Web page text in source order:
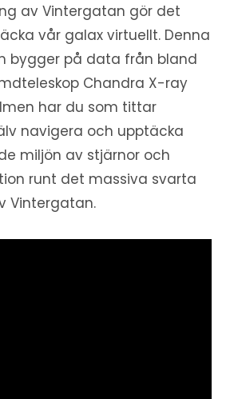
av Vintergatan gör det
vår galax virtuellt. Denna
bygger på data från bland
Chandra X-ray
har du som tittar
navigera och upptäcka
miljön av stjärnor och
runt det massiva svarta
Vintergatan.